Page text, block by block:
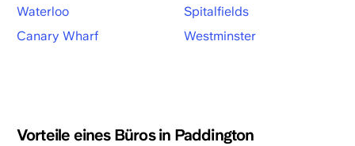
Waterloo
Canary Wharf
Spitalfields
Westminster
Vorteile eines Büros in Paddington